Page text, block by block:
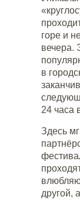
горе и
вечера.
в
24 часа
Здесь
другой,